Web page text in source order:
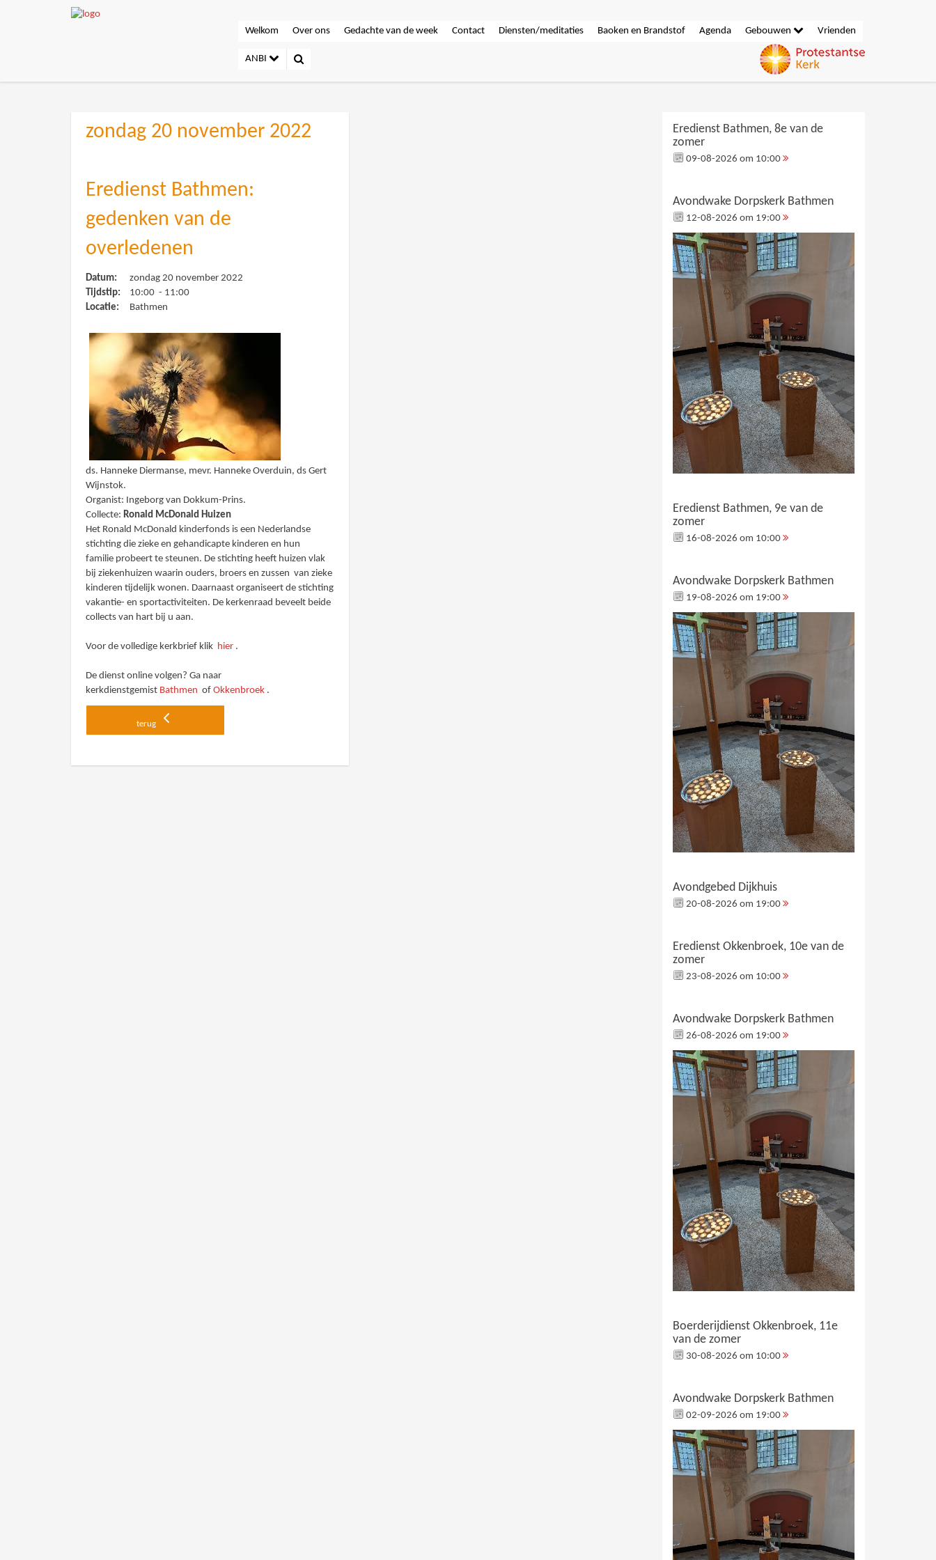
Welkom Over ons Gedachte van de week Contact Diensten/meditaties Baoken en Brandstof Agenda Gebouwen Vrienden
ANBI
zondag 20 november 2022
Eredienst Bathmen:
gedenken van de
overledenen
Datum:
zondag 20 november 2022
Tijdstip:
10:00 - 11:00
Locatie:
Bathmen
ds. Hanneke Diermanse, mevr. Hanneke Overduin, ds Gert
Wijnstok.
Organist: Ingeborg van Dokkum-Prins.
Collecte:Ronald McDonald Huizen
Het Ronald McDonald kinderfonds is een Nederlandse
stichting die zieke en gehandicapte kinderen en hun
familie probeert te steunen. De stichting heeft huizen vlak
bij ziekenhuizen waarin ouders, broers en zussen van zieke
kinderen tijdelijk wonen. Daarnaast organiseert de stichting
vakantie- en sportactiviteiten. De kerkenraad beveelt beide
collects van hart bij u aan.
Voor de volledige kerkbrief klik hier .
De dienst online volgen? Ga naar
kerkdienstgemist Bathmen ofOkkenbroek .
terug
Eredienst Bathmen, 8e van de
zomer
09-08-2026 om 10:00
Avondwake Dorpskerk Bathmen
12-08-2026 om 19:00
Eredienst Bathmen, 9e van de
zomer
16-08-2026 om 10:00
Avondwake Dorpskerk Bathmen
19-08-2026 om 19:00
Avondgebed Dijkhuis
20-08-2026 om 19:00
Eredienst Okkenbroek, 10e van de
zomer
23-08-2026 om 10:00
Avondwake Dorpskerk Bathmen
26-08-2026 om 19:00
Boerderijdienst Okkenbroek, 11e
van de zomer
30-08-2026 om 10:00
Avondwake Dorpskerk Bathmen
02-09-2026 om 19:00